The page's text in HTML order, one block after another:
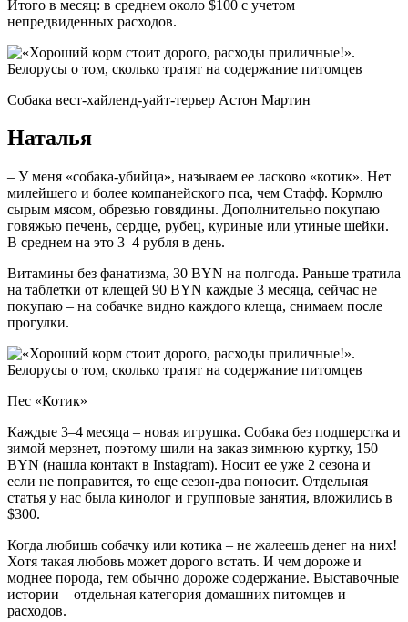
Итого в месяц: в среднем около $100 с учетом
непредвиденных расходов.
Собака вест-хайленд-уайт-терьер Астон Мартин
Наталья
– У меня «собака-убийца», называем ее ласково «котик». Нет
милейшего и более компанейского пса, чем Стафф. Кормлю
сырым мясом, обрезью говядины. Дополнительно покупаю
говяжью печень, сердце, рубец, куриные или утиные шейки.
В среднем на это 3–4 рубля в день.
Витамины без фанатизма, 30 BYN на полгода. Раньше тратила
на таблетки от клещей 90 BYN каждые 3 месяца, сейчас не
покупаю – на собачке видно каждого клеща, снимаем после
прогулки.
Пес «Котик»
Каждые 3–4 месяца – новая игрушка. Собака без подшерстка и
зимой мерзнет, поэтому шили на заказ зимнюю куртку, 150
BYN (нашла контакт в Instagram). Носит ее уже 2 сезона и
если не поправится, то еще сезон-два поносит. Отдельная
статья у нас была кинолог и групповые занятия, вложились в
$300.
Когда любишь собачку или котика – не жалеешь денег на них!
Хотя такая любовь может дорого встать. И чем дороже и
моднее порода, тем обычно дороже содержание. Выставочные
истории – отдельная категория домашних питомцев и
расходов.